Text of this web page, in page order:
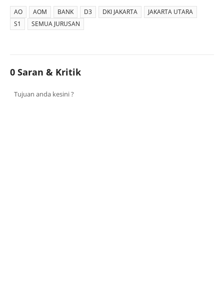
AO AOM BANK D3 DKI JAKARTA
JAKARTA UTARA
S1
SEMUA JURUSAN
0 Saran & Kritik
Tujuan anda kesini ?